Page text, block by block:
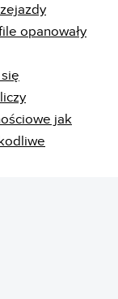
opanowały
jak